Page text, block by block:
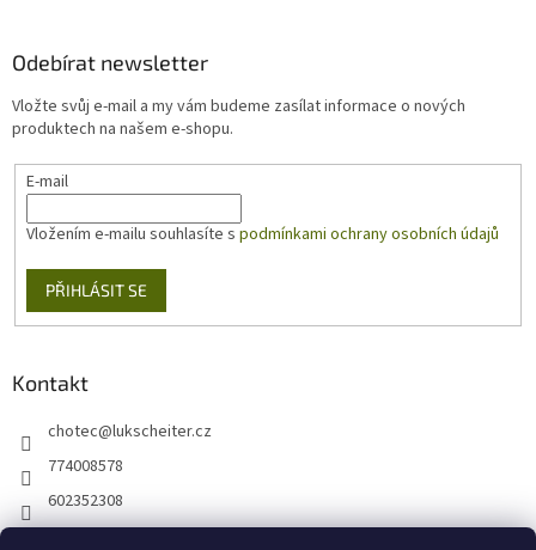
Odebírat newsletter
Vložte svůj e-mail a my vám budeme zasílat informace o nových
produktech na našem e-shopu.
E-mail
Vložením e-mailu souhlasíte s podmínkami ochrany osobních údajů
PŘIHLÁSIT SE
Kontakt
chotec@lukscheiter.cz
774008578
602352308
https://www.facebook.com/kytkychotec